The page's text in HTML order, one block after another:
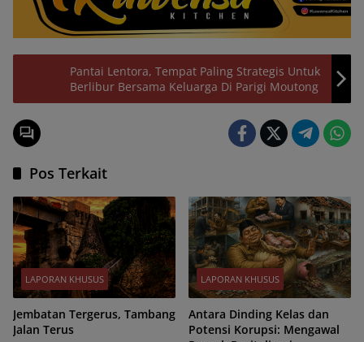
Pantai Lentora, Tempat Paling Strategis Untuk
Berlibur Bersama Keluarga Di Parigi Moutong
Pos Terkait
LAPORAN KHUSUS
Jembatan Tergerus, Tambang
Jalan Terus
LAPORAN KHUSUS
Antara Dinding Kelas dan
Potensi Korupsi: Mengawal